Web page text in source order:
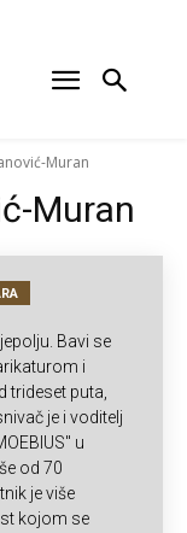
Muran
Muran
Bavi se
i
trideset puta,
je i voditelj
u
od 70
je više
kojom se